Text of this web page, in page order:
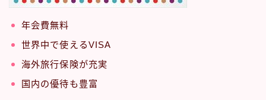
年会費無料
世界中で使えるVISA
海外旅行保険が充実
国内の優待も豊富